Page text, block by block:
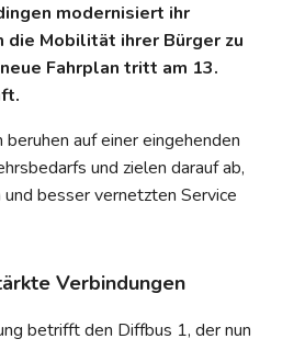
modernisiert ihr
die Mobilität ihrer Bürger zu
Fahrplan tritt am 13.
auf einer eingehenden
und zielen darauf ab,
besser vernetzten Service
Verbindungen
betrifft den Diffbus 1, der nun